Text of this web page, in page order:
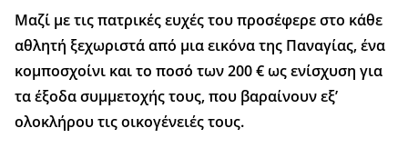
Μαζί με τις πατρικές ευχές του προσέφερε στο κάθε
αθλητή ξεχωριστά από μια εικόνα της Παναγίας, ένα
κομποσχοίνι και το ποσό των 200 € ως ενίσχυση για
τα έξοδα συμμετοχής τους, που βαραίνουν εξ’
ολοκλήρου τις οικογένειές τους.